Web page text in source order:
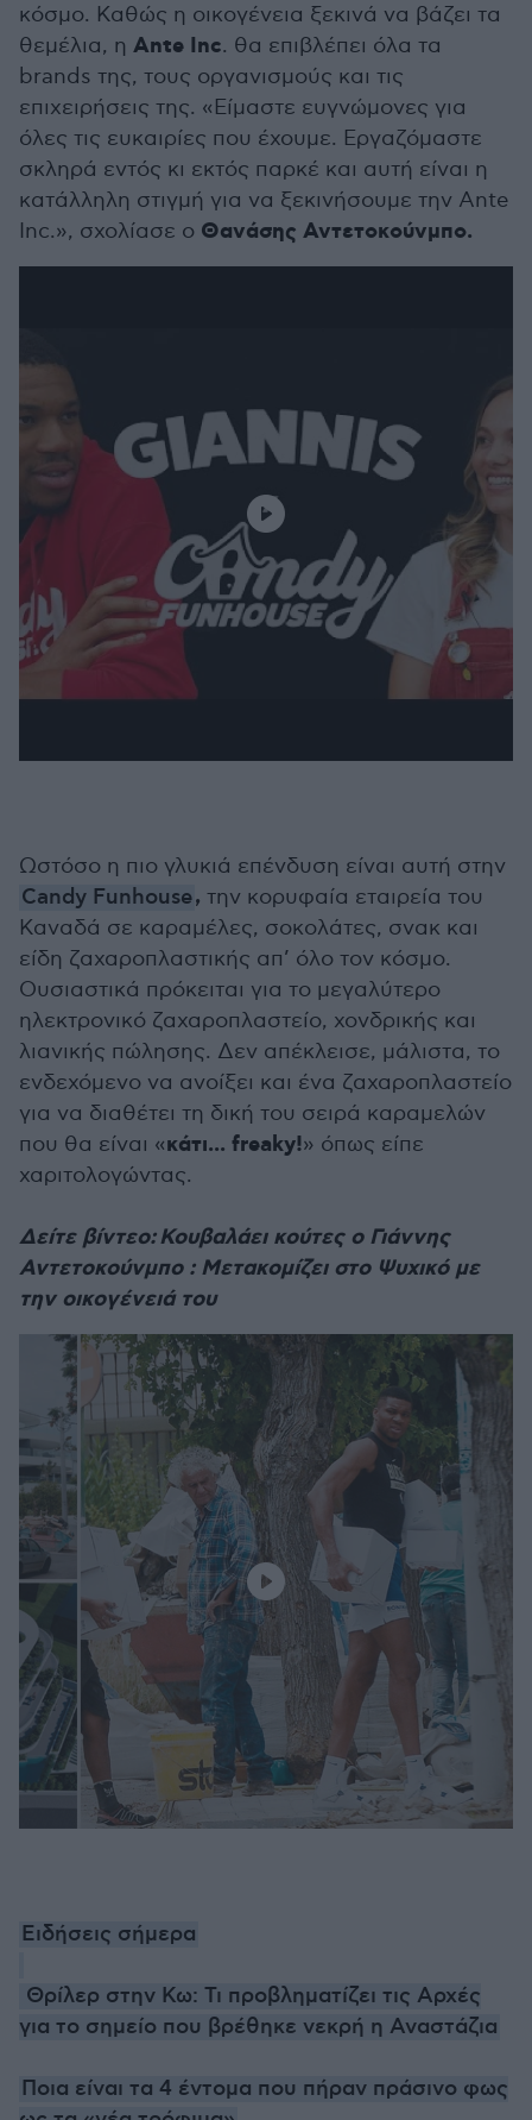
κόσμο. Καθώς η οικογένεια ξεκινά να βάζει τα
θεμέλια, η Ante Inc. θα επιβλέπει όλα τα
brands της, τους οργανισμούς και τις
επιχειρήσεις της. «Είμαστε ευγνώμονες για
όλες τις ευκαιρίες που έχουμε. Εργαζόμαστε
σκληρά εντός κι εκτός παρκέ και αυτή είναι η
κατάλληλη στιγμή για να ξεκινήσουμε την Ante
Inc.», σχολίασε ο Θανάσης Αντετοκούνμπο.
Ωστόσο η πιο γλυκιά επένδυση είναι αυτή στην
Candy Funhouse, την κορυφαία εταιρεία του
Καναδά σε καραμέλες, σοκολάτες, σνακ και
είδη ζαχαροπλαστικής απ’ όλο τον κόσμο.
Ουσιαστικά πρόκειται για το μεγαλύτερο
ηλεκτρονικό ζαχαροπλαστείο, χονδρικής και
λιανικής πώλησης. Δεν απέκλεισε, μάλιστα, το
ενδεχόμενο να ανοίξει και ένα ζαχαροπλαστείο
για να διαθέτει τη δική του σειρά καραμελών
που θα είναι «κάτι... freaky!» όπως είπε
χαριτολογώντας.
Δείτε βίντεο: Κουβαλάει κούτες ο Γιάννης
Αντετοκούνμπο : Μετακομίζει στο Ψυχικό με
την οικογένειά του
Ειδήσεις σήμερα
Θρίλερ στην Κω: Τι προβληματίζει τις Αρχές
για το σημείο που βρέθηκε νεκρή η Αναστάζια
Ποια είναι τα 4 έντομα που πήραν πράσινο φως